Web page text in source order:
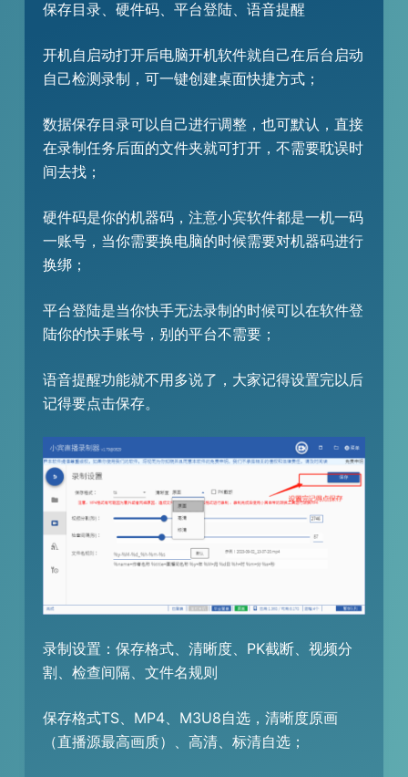
保存目录、硬件码、平台登陆、语音提醒
开机自启动打开后电脑开机软件就自己在后台启动
自己检测录制，可一键创建桌面快捷方式；
数据保存目录可以自己进行调整，也可默认，直接
在录制任务后面的文件夹就可打开，不需要耽误时
间去找；
硬件码是你的机器码，注意小宾软件都是一机一码
一账号，当你需要换电脑的时候需要对机器码进行
换绑；
平台登陆是当你快手无法录制的时候可以在软件登
陆你的快手账号，别的平台不需要；
语音提醒功能就不用多说了，大家记得设置完以后
记得要点击保存。
录制设置：保存格式、清晰度、PK截断、视频分
割、检查间隔、文件名规则
保存格式TS、MP4、M3U8自选，清晰度原画
（直播源最高画质）、高清、标清自选；